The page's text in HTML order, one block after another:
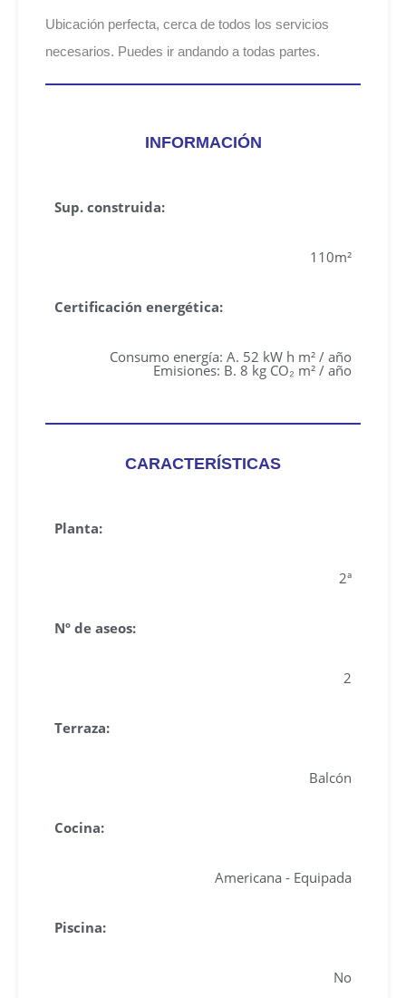
Ubicación perfecta, cerca de todos los servicios
necesarios. Puedes ir andando a todas partes.
INFORMACIÓN
Sup. construida:
110m²
Certificación energética:
Consumo energía: A. 52 kW h m² / año
Emisiones: B. 8 kg CO₂ m² / año
CARACTERÍSTICAS
Planta:
2ª
Nº de aseos:
2
Terraza:
Balcón
Cocina:
Americana - Equipada
Piscina:
No